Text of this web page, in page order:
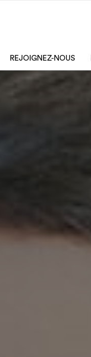
REJOIGNEZ-NOUS